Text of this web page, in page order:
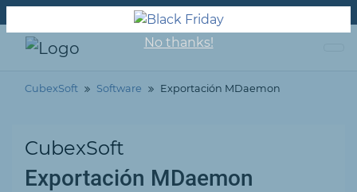
Apoyo
CubexSoft Software Exportación MDaemon
CubexSoft
Exportación MDaemon
No thanks!